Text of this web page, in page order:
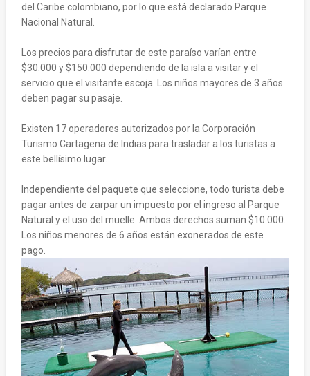
del Caribe colombiano, por lo que está declarado Parque
Nacional Natural.
Los precios para disfrutar de este paraíso varían entre
$30.000 y $150.000 dependiendo de la isla a visitar y el
servicio que el visitante escoja. Los niños mayores de 3 años
deben pagar su pasaje.
Existen 17 operadores autorizados por la Corporación
Turismo Cartagena de Indias para trasladar a los turistas a
este bellísimo lugar.
Independiente del paquete que seleccione, todo turista debe
pagar antes de zarpar un impuesto por el ingreso al Parque
Natural y el uso del muelle. Ambos derechos suman $10.000.
Los niños menores de 6 años están exonerados de este
pago.